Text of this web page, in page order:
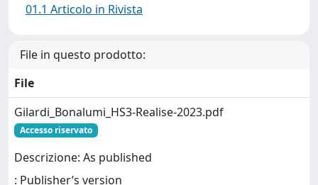
01.1 Articolo in Rivista
File in questo prodotto:
File
Gilardi_Bonalumi_HS3-Realise-2023.pdf
Accesso riservato
Descrizione: As published
: Publisher’s version